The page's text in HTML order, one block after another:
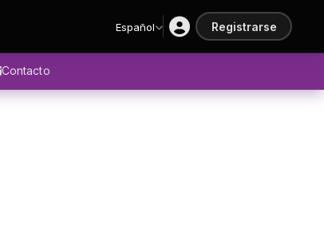
Español Registrarse
Contacto